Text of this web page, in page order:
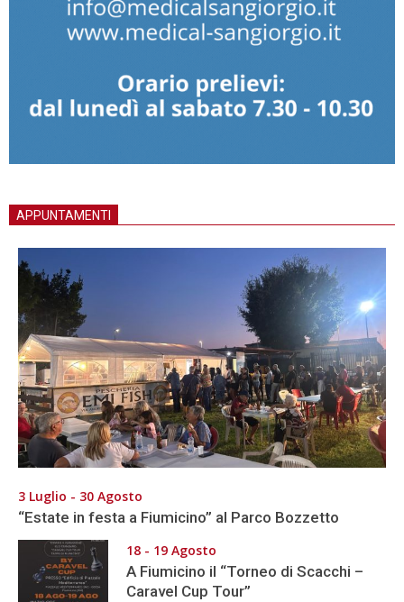
APPUNTAMENTI
3 Luglio - 30 Agosto
“Estate in festa a Fiumicino” al Parco Bozzetto
18 - 19 Agosto
A Fiumicino il “Torneo di Scacchi –
Caravel Cup Tour”